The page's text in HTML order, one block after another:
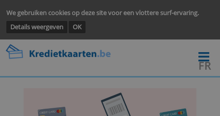
We gebruiken cookies op deze site voor een vlottere surf-
Details weergeven